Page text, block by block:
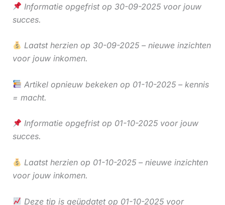
Informatie opgefrist op 30-09-2025 voor jouw
succes.
Laatst herzien op 30-09-2025 – nieuwe inzichten
voor jouw inkomen.
Artikel opnieuw bekeken op 01-10-2025 – kennis
= macht.
Informatie opgefrist op 01-10-2025 voor jouw
succes.
Laatst herzien op 01-10-2025 – nieuwe inzichten
voor jouw inkomen.
Deze tip is geüpdatet op 01-10-2025 voor